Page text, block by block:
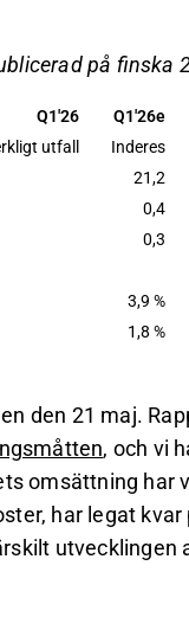
för året, med
är under
av H1'26, vilket
om det på
på finska
Q1'26 Q1'26e
utfall Inderes
21,2
0,4
0,3
3,9 %
1,8 %
den 21 maj.
, och vi
omsättning har
har legat